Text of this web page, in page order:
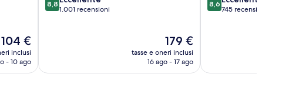
Il
prezzo
attuale
104 €
inclusi
- 10 ago
su
8,8
1.001 recensioni
Il
prezzo
attuale
179 €
tasse e oneri inclusi
16 ago - 17 ago
su
8,6
745 recensioni